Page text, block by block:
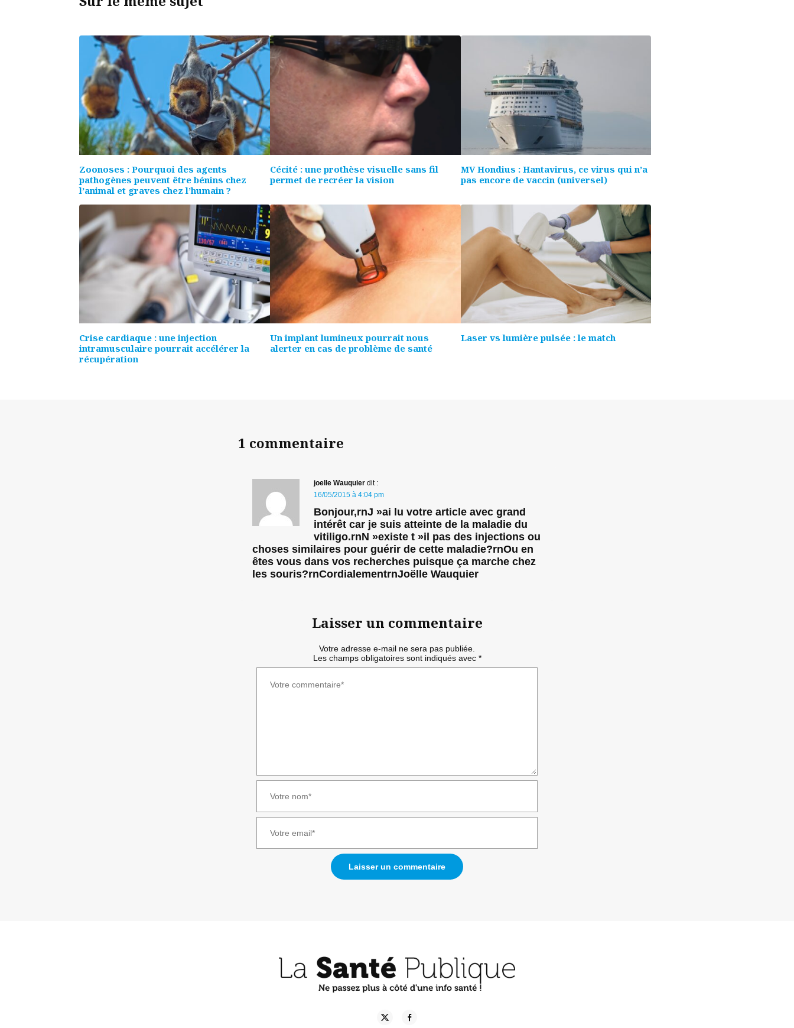
Zoonoses : Pourquoi des agents
pathogènes peuvent être bénins chez
l’animal et graves chez l’humain ?
Cécité : une prothèse visuelle sans fil
permet de recréer la vision
MV Hondius : Hantavirus, ce virus qui n’a
pas encore de vaccin (universel)
Crise cardiaque : une injection
intramusculaire pourrait accélérer la
récupération
Un implant lumineux pourrait nous
alerter en cas de problème de santé
Laser vs lumière pulsée : le match
1 commentaire
joelle Wauquier dit :
16/05/2015 à 4:04 pm
Bonjour,rnJ »ai lu votre article avec grand
intérêt car je suis atteinte de la maladie du
vitiligo.rnN »existe t »il pas des injections ou
choses similaires pour guérir de cette maladie?rnOu en
êtes vous dans vos recherches puisque ça marche chez
les souris?rnCordialementrnJoëlle Wauquier
Laisser un commentaire
Votre adresse e-mail ne sera pas publiée.
Les champs obligatoires sont indiqués avec *